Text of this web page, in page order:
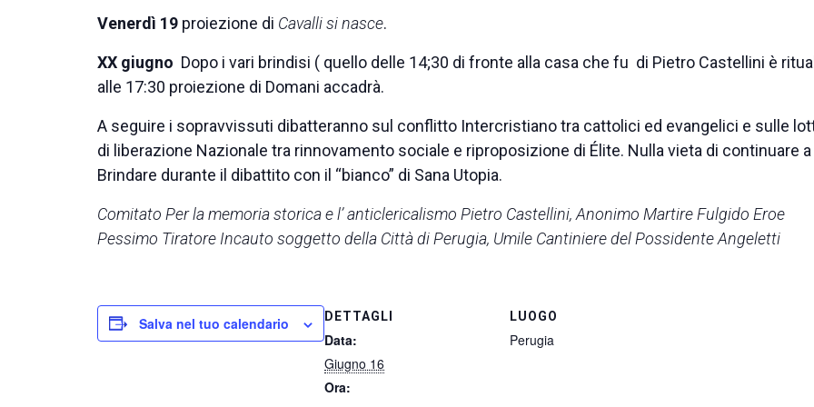
Venerdì 19 proiezione di Cavalli si nasce.
XX giugno Dopo i vari brindisi ( quello delle 14;30 di fronte alla casa che fu di Pietro Castellini è
alle 17:30 proiezione di Domani accadrà.
A seguire i sopravvissuti dibatteranno sul conflitto Intercristiano tra cattolici ed evangelici e sulle
di liberazione Nazionale tra rinnovamento sociale e riproposizione di Élite. Nulla vieta di continuare a
Brindare durante il dibattito con il “bianco” di Sana Utopia.
Comitato Per la memoria storica e l’ anticlericalismo Pietro Castellini, Anonimo Martire Fulgido Eroe
Pessimo Tiratore Incauto soggetto della Città di Perugia, Umile Cantiniere del Possidente Angeletti
Salva nel tuo calendario DETTAGLI
Data:
Giugno 16
Ora:
LUOGO
Perugia